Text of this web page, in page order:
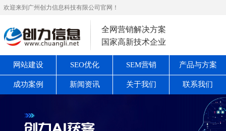
欢迎来到广州创力信息科技有限公司官网！
全网营销解决方案
国家高新技术企业
网站建设 SEO优化 SEM营销 产品与方案
成功案例 新闻资讯 关于我们 联系我们